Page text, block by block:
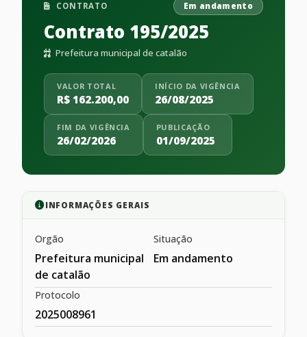
CONTRATO Em andamento
Contrato 195/2025
Prefeitura municipal de catalão
VALOR TOTAL
R$ 162.200,00
INÍCIO DA VIGÊNCIA
26/08/2025
FIM DA VIGÊNCIA
26/02/2026
PUBLICAÇÃO
01/09/2025
INFORMAÇÕES GERAIS
Orgão
Prefeitura municipal
de catalão
Situação
Em andamento
Protocolo
2025008961